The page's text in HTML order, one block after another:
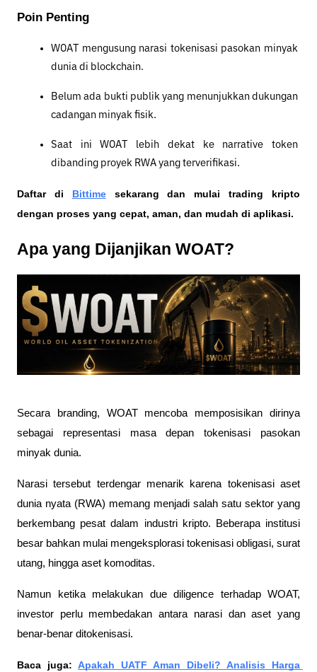
Poin Penting
WOAT mengusung narasi tokenisasi pasokan minyak
dunia di blockchain.
Belum ada bukti publik yang menunjukkan dukungan
cadangan minyak fisik.
Saat ini WOAT lebih dekat ke narrative token
dibanding proyek RWA yang terverifikasi.
Daftar di Bittime sekarang dan mulai trading kripto
dengan proses yang cepat, aman, dan mudah di aplikasi.
Apa yang Dijanjikan WOAT?
Secara branding, WOAT mencoba memposisikan dirinya
sebagai representasi masa depan tokenisasi pasokan
minyak dunia.
Narasi tersebut terdengar menarik karena tokenisasi aset
dunia nyata (RWA) memang menjadi salah satu sektor yang
berkembang pesat dalam industri kripto. Beberapa institusi
besar bahkan mulai mengeksplorasi tokenisasi obligasi, surat
utang, hingga aset komoditas.
Namun ketika melakukan due diligence terhadap WOAT,
investor perlu membedakan antara narasi dan aset yang
benar-benar ditokenisasi.
Baca juga: Apakah UATF Aman Dibeli? Analisis Harga